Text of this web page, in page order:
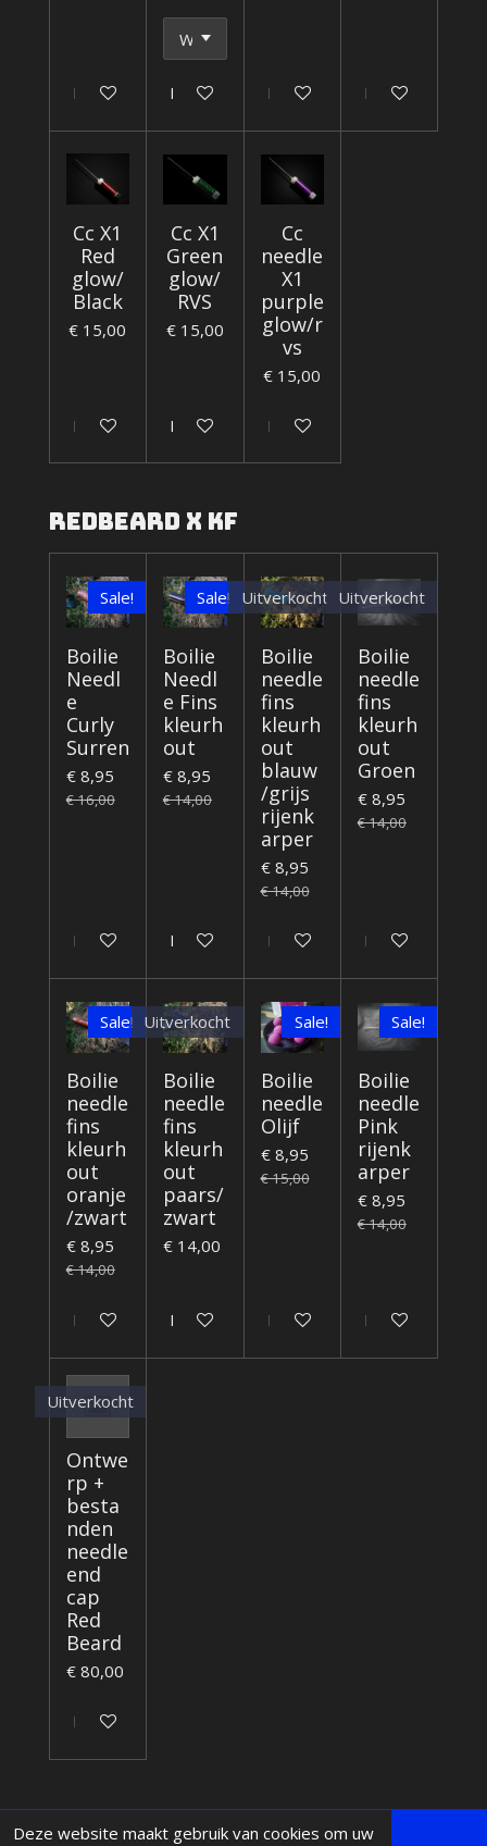
Deze website maakt gebruik van cookies om uw
In winkelwagenIn winkelwagenIn winkelwagenIn winkelwagen
Cc X1
Red
glow/
Black
€ 15,00
In winkelwagen
Cc X1
Green
glow/
RVS
€ 15,00
In winkelwagen
Cc
needle
X1
purple
glow/r
vs
€ 15,00
In winkelwagen
Redbeard x KF
Sale!
Boilie
Needl
e
Curly
Surren
€ 8,95
€ 16,00
In winkelwagen
Sale!
Boilie
Needl
e Fins
kleurh
out
€ 8,95
€ 14,00
In winkelwagen
Uitverkocht
Boilie
needle
fins
kleurh
out
blauw
/grijs
rijenk
arper
€ 8,95
€ 14,00
Houd mij op de hoogte
Uitverkocht
Boilie
needle
fins
kleurh
out
Groen
€ 8,95
€ 14,00
Houd mij op de
Sale!
Boilie
needle
fins
kleurh
out
oranje
/zwart
€ 8,95
€ 14,00
In winkelwagen
Uitverkocht
Boilie
needle
fins
kleurh
out
paars/
zwart
€ 14,00
Houd mij op de hoogte
Sale!
Boilie
needle
Olijf
€ 8,95
€ 15,00
In winkelwagen
Sale!
Boilie
needle
Pink
rijenk
arper
€ 8,95
€ 14,00
In winkelwagen
Uitverkocht
Ontwe
rp +
besta
nden
needle
end
cap
Red
Beard
€ 80,00
Houd mij op de hoogte